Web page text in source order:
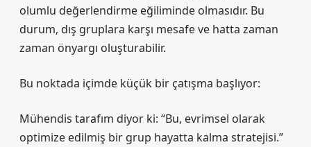
olumlu değerlendirme eğiliminde olmasıdır. Bu
durum, dış gruplara karşı mesafe ve hatta zaman
zaman önyargı oluşturabilir.
Bu noktada içimde küçük bir çatışma başlıyor:
Mühendis tarafım diyor ki: “Bu, evrimsel olarak
optimize edilmiş bir grup hayatta kalma stratejisi.”